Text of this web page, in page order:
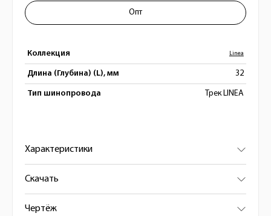
Коллекция Linea
Длина (Глубина) (L), мм 32
Тип шинопровода Трек LINEA
Опт
Характеристики
Скачать
Чертёж